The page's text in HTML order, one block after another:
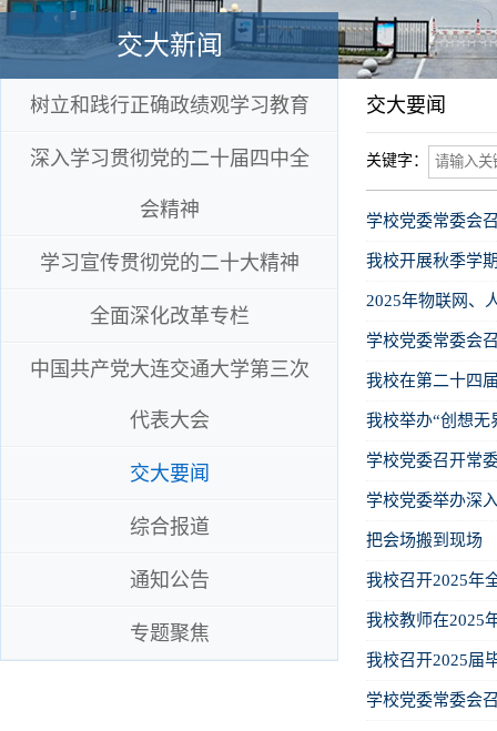
交大新闻
树立和践行正确政绩观学习教育
深入学习贯彻党的二十届四中全
会精神
学习宣传贯彻党的二十大精神
全面深化改革专栏
中国共产党大连交通大学第三次
代表大会
交大要闻
综合报道
通知公告
专题聚焦
交大要闻
关键字：
我校开展秋季学
2025年物联网、
学校党委常委会
我校在第二十四
学校党委召开常
学校党委举办深
把会场搬到现场
我校召开2025年
我校教师在2025
我校召开2025届
学校党委常委会